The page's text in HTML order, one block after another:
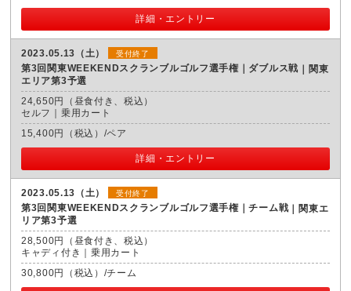
詳細・エントリー
2023.05.13（土） 受付終了
第3回関東WEEKENDスクランブルゴルフ選手権｜ダブルス戦
関東
エリア第3予選
24,650円（昼食付き、税込）
セルフ｜乗用カート
15,400円（税込）/ペア
詳細・エントリー
2023.05.13（土） 受付終了
第3回関東WEEKENDスクランブルゴルフ選手権｜チーム戦
関東エ
リア第3予選
28,500円（昼食付き、税込）
キャディ付き｜乗用カート
30,800円（税込）/チーム